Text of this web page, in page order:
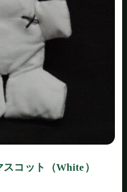
コット（White）